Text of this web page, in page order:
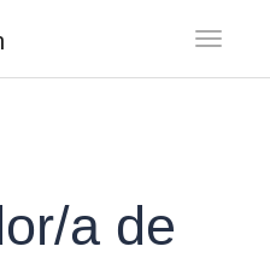
a de